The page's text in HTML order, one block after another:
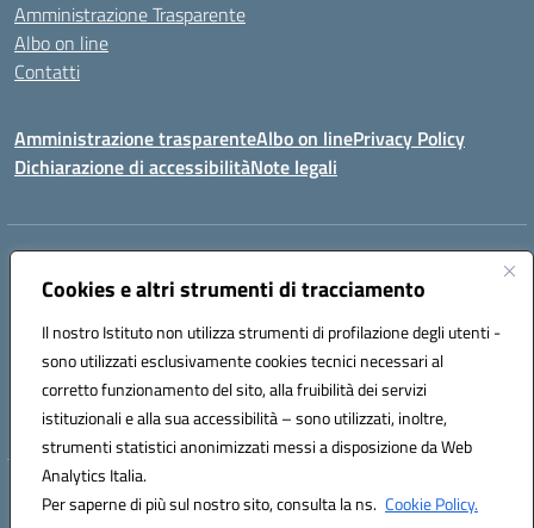
Cookies e altri strumenti di tracciamento
Il nostro Istituto non utilizza strumenti di profilazione degli utenti -
sono utilizzati esclusivamente cookies tecnici necessari al
corretto funzionamento del sito, alla fruibilità dei servizi
istituzionali e alla sua accessibilità – sono utilizzati, inoltre,
strumenti statistici anonimizzati messi a disposizione da Web
Analytics Italia.
Per saperne di più sul nostro sito, consulta la ns. Cookie Policy.
Amministrazione Trasparente
Albo on line
Contatti
Amministrazione trasparenteAlbo on linePrivacy Policy
Dichiarazione di accessibilitàNote legali
Indirizzo:
Centralino:078170786 Email:caic875002@istruzione.it
Codice fiscale: 90027700922
Codice meccanografico:
CAIC875002
Codice unico di fatturazione (CUF): UFVRG0
Hosting & Powered by 3D Solution S.r.l.
Concept & Design by Designers Italia